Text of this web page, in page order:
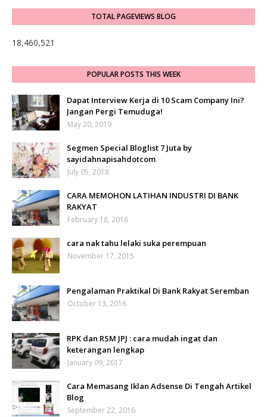
TOTAL PAGEVIEWS BLOG
18,460,521
POPULAR POSTS THIS WEEK
Dapat Interview Kerja di 10 Scam Company Ini?
Jangan Pergi Temuduga!
May 20, 2019
Segmen Special Bloglist 7 Juta by
sayidahnapisahdotcom
July 05, 2018
CARA MEMOHON LATIHAN INDUSTRI DI BANK
RAKYAT
February 18, 2016
cara nak tahu lelaki suka perempuan
November 17, 2015
Pengalaman Praktikal Di Bank Rakyat Seremban
October 13, 2016
RPK dan RSM JPJ : cara mudah ingat dan
keterangan lengkap
January 09, 2017
Cara Memasang Iklan Adsense Di Tengah Artikel
Blog
September 22, 2016